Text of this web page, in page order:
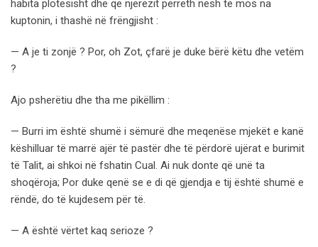
habita plotësisht dhe që njerëzit përreth nesh të mos na
kuptonin, i thashë në frëngjisht :
— A je ti zonjë ? Por, oh Zot, çfarë je duke bërë këtu dhe vetëm
?
Ajo psherëtiu dhe tha me pikëllim :
— Burri im është shumë i sëmurë dhe meqenëse mjekët e kanë
këshilluar të marrë ajër të pastër dhe të përdorë ujërat e burimit
të Talit, ai shkoi në fshatin Cual. Ai nuk donte që unë ta
shoqëroja; Por duke qenë se e di që gjendja e tij është shumë e
rëndë, do të kujdesem për të.
— A është vërtet kaq serioze ?